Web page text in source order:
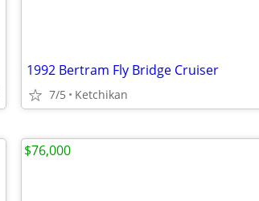
1992 Bertram Fly Bridge Cruiser
7/5 Ketchikan
$76,000